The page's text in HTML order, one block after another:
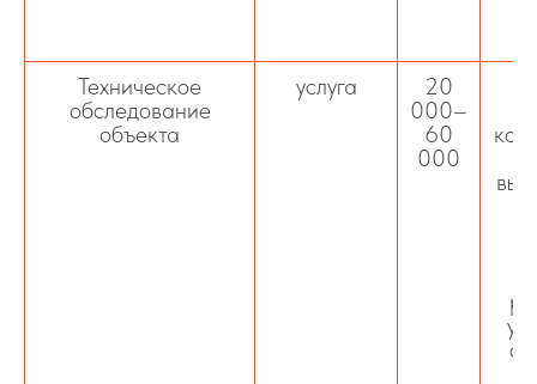
Техническое
обследование
объекта
услуга
20
000–
60
000